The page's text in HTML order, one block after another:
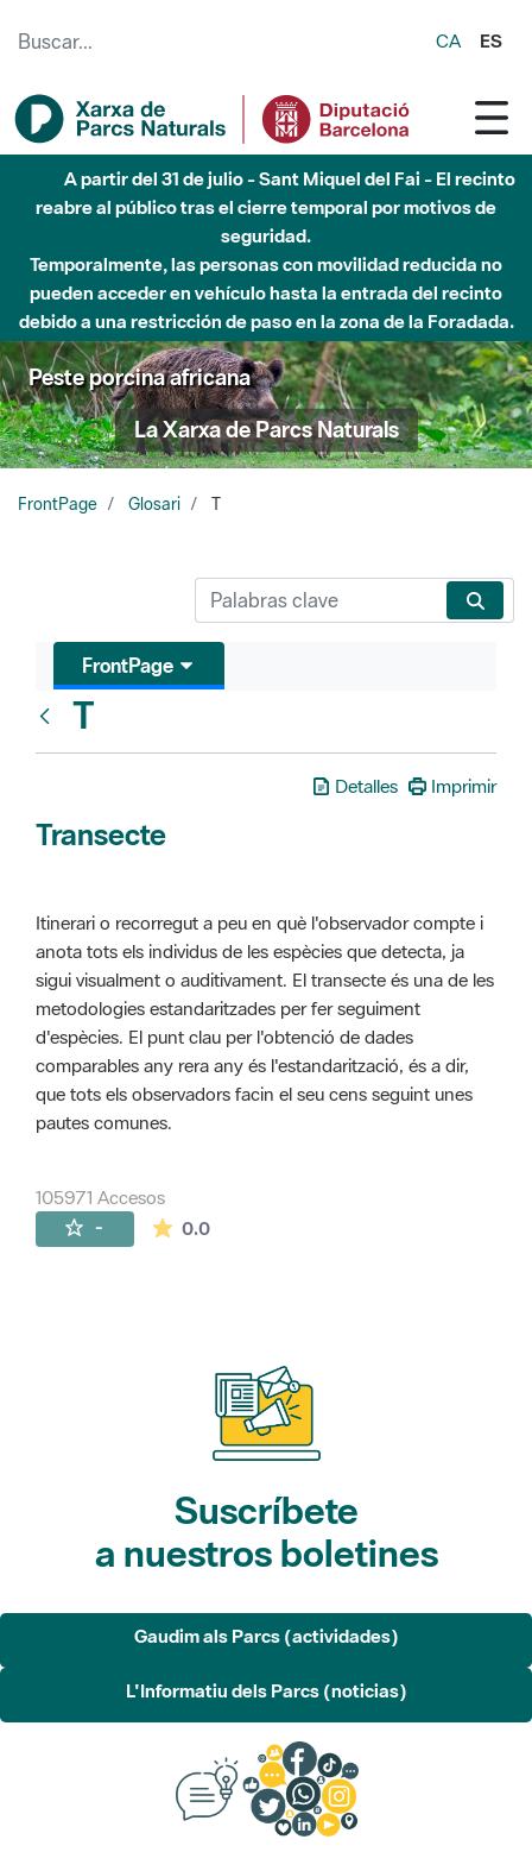
CA ES
A partir del 31 de julio - Sant Miquel del Fai - El recinto
reabre al público tras el cierre temporal por motivos de
seguridad.
Temporalmente, las personas con movilidad reducida no
pueden acceder en vehículo hasta la entrada del recinto
debido a una restricción de paso en la zona de la Foradada.
Peste porcina africana
La Xarxa de Parcs Naturals
FrontPage Glosari T
FrontPage
T
Detalles Imprimir
Transecte
Itinerari o recorregut a peu en què l'observador compte i
anota tots els individus de les espècies que detecta, ja
sigui visualment o auditivament. El transecte és una de les
metodologies estandaritzades per fer seguiment
d'espècies. El punt clau per l'obtenció de dades
comparables any rera any és l'estandarització, és a dir,
que tots els observadors facin el seu cens seguint unes
pautes comunes.
105971 Accesos
- 0.0La valoración media es de 0 estrellas de
Suscríbete
a nuestros boletines
Gaudim als Parcs (actividades)
L'Informatiu dels Parcs (noticias)